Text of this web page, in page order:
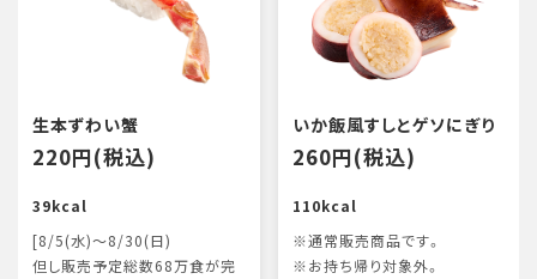
生本ずわい蟹
220円(税込)
39kcal
[8/5(水)～8/30(日)
但し販売予定総数68万食が完
いか飯風すしとゲソにぎり
260円(税込)
110kcal
※通常販売商品です。
※お持ち帰り対象外。